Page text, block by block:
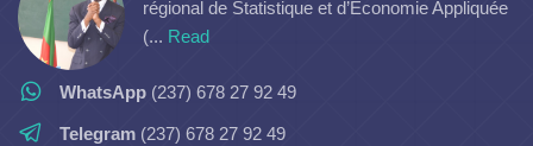
régional de Statistique et d’Economie Appliquée
(... Read
WhatsApp (237) 678 27 92 49
Telegram (237) 678 27 92 49